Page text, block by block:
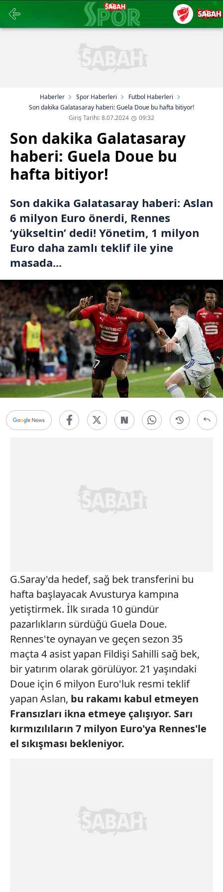
Haberler Spor Haberleri
Futbol Haberleri
Son dakika Galatasaray haberi: Guela Doue bu hafta bitiyor!
Giriş Tarihi: 8.07.2024
09:32
Son dakika Galatasaray
haberi: Guela Doue bu
hafta bitiyor!
Son dakika Galatasaray haberi: Aslan
6 milyon Euro önerdi, Rennes
‘yükseltin’ dedi! Yönetim, 1 milyon
Euro daha zamlı teklif ile yine
masada...
G.Saray'da hedef, sağ bek transferini bu
hafta başlayacak Avusturya kampına
yetiştirmek. İlk sırada 10 gündür
pazarlıkların sürdüğü Guela Doue.
Rennes'te oynayan ve geçen sezon 35
maçta 4 asist yapan Fildişi Sahilli sağ bek,
bir yatırım olarak görülüyor. 21 yaşındaki
Doue için 6 milyon Euro'luk resmi teklif
yapan Aslan, bu rakamı kabul etmeyen
Fransızları ikna etmeye çalışıyor. Sarı
kırmızılıların 7 milyon Euro'ya Rennes'le
el sıkışması bekleniyor.